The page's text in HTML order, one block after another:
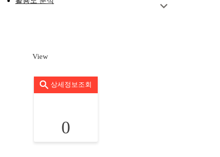
View
상세정보조회
0